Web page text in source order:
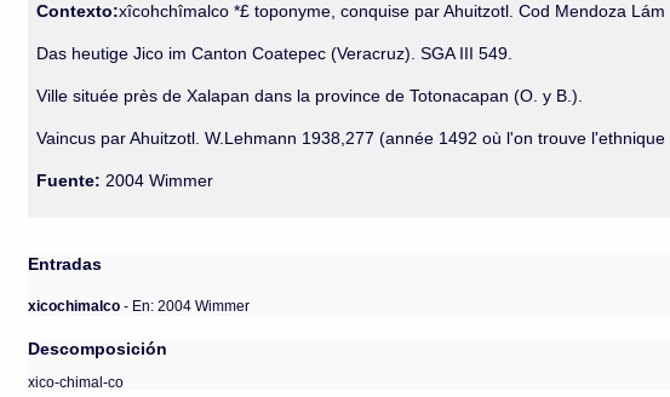
Contexto:xîcohchîmalco *£ toponyme, conquise par Ahuitzotl. Cod Mendoza Lám
Das heutige Jico im Canton Coatepec (Veracruz). SGA III 549.
Ville située près de Xalapan dans la province de Totonacapan (O. y B.).
Vaincus par Ahuitzotl. W.Lehmann 1938,277 (année 1492 où l'on trouve l'ethnique
Fuente: 2004 Wimmer
Entradas
xicochimalco- En: 2004 Wimmer
Descomposición
xico-chimal-co